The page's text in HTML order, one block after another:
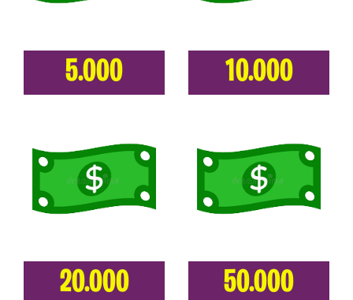
5.000 10.000
20.000 50.000